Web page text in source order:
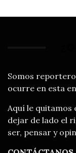
Somos
ocurre en esta
Aquí le quitamos
dejar de lado el
ser, pensar y